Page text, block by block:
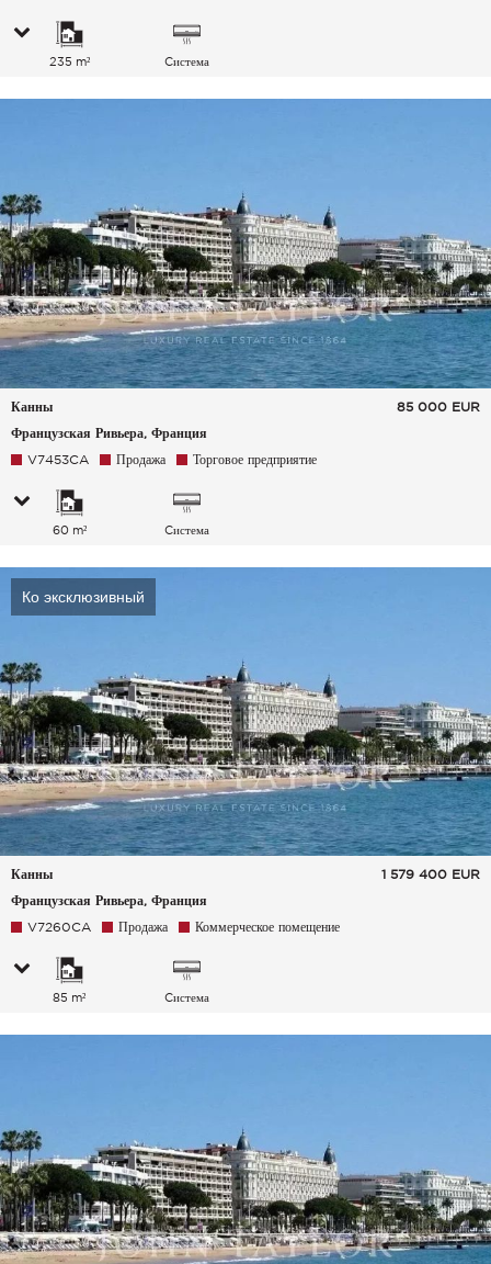
235 m²
Cистема
Канны
Французская Ривьера, Франция
85 000 EUR
V7453CA Продажа Торговое предприятие
60 m²
Cистема
Ко эксклюзивный
Канны
Французская Ривьера, Франция
1 579 400 EUR
V7260CA Продажа Коммерческое помещение
85 m²
Cистема